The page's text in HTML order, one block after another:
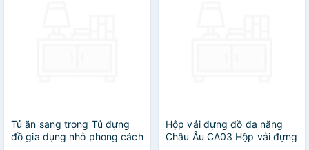
Tủ ăn sang trọng Tủ đựng
đồ gia dụng nhỏ phong cách
Hộp vải đựng đồ đa năng
Châu Âu CA03 Hộp vải đựng